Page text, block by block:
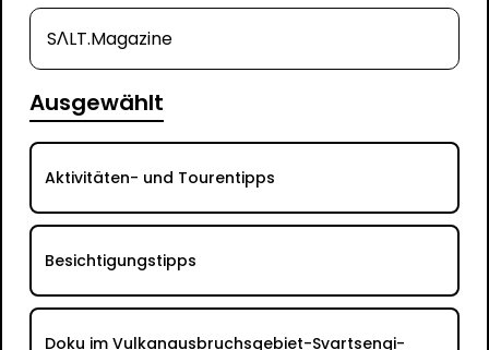
SΛLT.Magazine
Ausgewählt
Aktivitäten- und Tourentipps
Besichtigungstipps
Doku im Vulkanausbruchsgebiet-Svartsengi-